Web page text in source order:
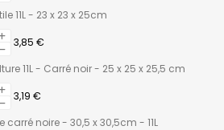
11L - 23 x 23 x 25cm
3,85 €
11L - Carré noir - 25 x 25 x 25,5 cm
3,19 €
carré noire - 30,5 x 30,5cm - 11L